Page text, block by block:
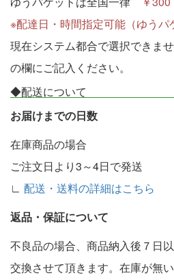
※配達日・時間指定可能（ゆうパ
現在システム都合で選択できま
の欄にご記入ください。
◆配送について
お届けまでの日数
在庫商品の場合
ご注文日より3～4日で発送
∟ 配送・送料の詳細はこちら
返品・保証について
不良品の場合、商品納入後７日
交換させて頂きます。在庫が無